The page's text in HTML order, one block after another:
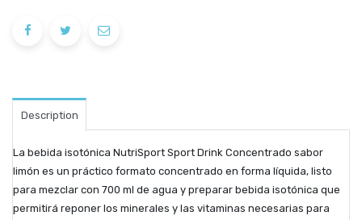
Description
La bebida isotónica NutriSport Sport Drink Concentrado sabor
limón es un práctico formato concentrado en forma líquida, listo
para mezclar con 700 ml de agua y preparar bebida isotónica que
permitirá reponer los minerales y las vitaminas necesarias para